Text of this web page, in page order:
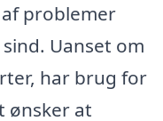
problemer
Uanset om
har brug for
ønsker at